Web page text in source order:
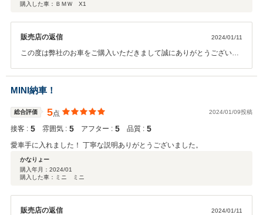
購入した車：ＢＭＷ X1
販売店の返信 2024/01/11
この度は弊社のお車をご購入いただきまして誠にありがとうございま
頂くことができうれしく思います。今後も何かありましたらしっかり
とフォローさせていただきます。宜しくお願い致します。ありがとう
MINI納車！
総合評価 5点 2024/01/09投稿
接客 : 5 雰囲気 : 5 アフター : 5 品質 : 5
愛車手に入れました！ 丁寧な説明ありがとうございました。
かなりょー
購入年月： 2024/01
購入した車：ミニ ミニ
販売店の返信 2024/01/11